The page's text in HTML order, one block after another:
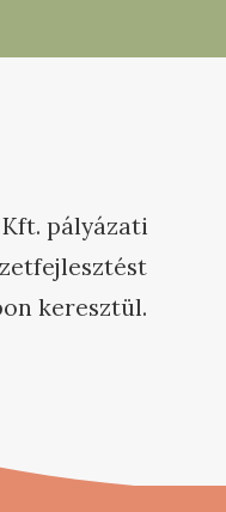
pályázati
keresztül.